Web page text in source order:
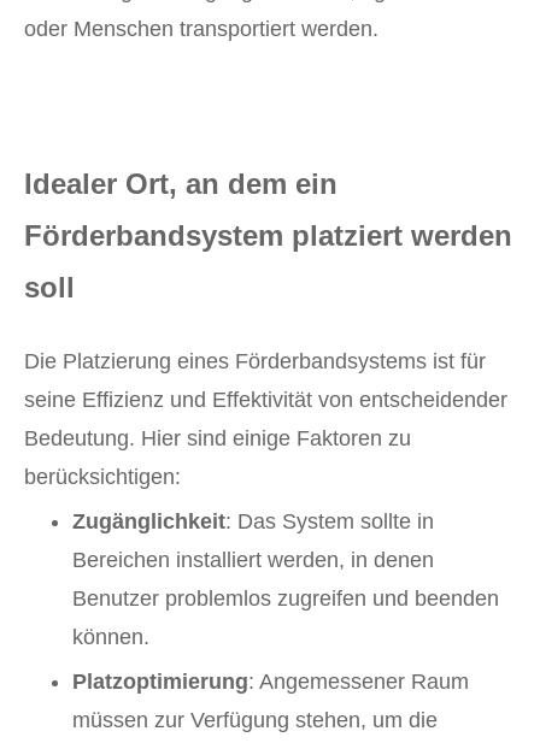
oder Menschen transportiert werden.
Idealer Ort, an dem ein
Förderbandsystem platziert werden
soll
Die Platzierung eines Förderbandsystems ist für
seine Effizienz und Effektivität von entscheidender
Bedeutung. Hier sind einige Faktoren zu
berücksichtigen:
Zugänglichkeit: Das System sollte in
Bereichen installiert werden, in denen
Benutzer problemlos zugreifen und beenden
können.
Platzoptimierung: Angemessener Raum
müssen zur Verfügung stehen, um die